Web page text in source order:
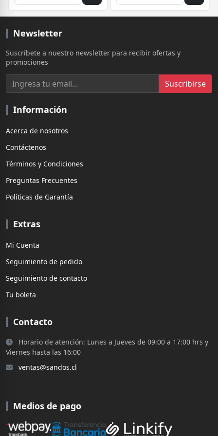
Newsletter
Suscríbete a nuestro newsletter para recibir ofertas y
promociones
Suscribirse
Información
Acerca de nosotros
Contáctenos
Términos y Condiciones
Preguntas Frecuentes
Políticas de Garantía
Extras
Mi Cuenta
Seguimiento de pedido
Seguimiento de contacto
Tu boleta
Contacto
Horario de atención: Lunes a Jueves de 09:00 a 17:00 hrs y
Viernes hasta las 16:00
ventas@sandos.cl
Medios de pago